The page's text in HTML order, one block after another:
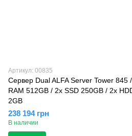
Артикул: 00835
Сервер Dual ALFA Server Tower 845
RAM 512GB / 2x SSD 250GB / 2x
2GB
238 194 грн
В наличии